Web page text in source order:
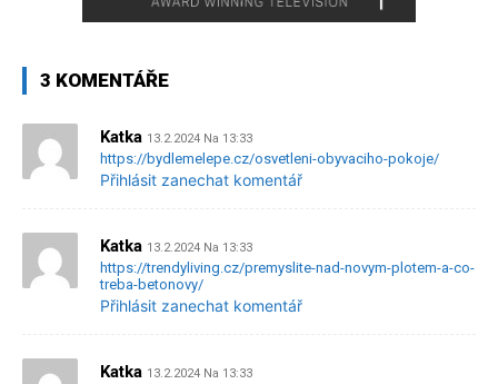
3 KOMENTÁŘE
Katka 13.2.2024 Na 13:33
https://bydlemelepe.cz/osvetleni-obyvaciho-pokoje/
Přihlásit zanechat komentář
Katka 13.2.2024 Na 13:33
https://trendyliving.cz/premyslite-nad-novym-plotem-a-co-
treba-betonovy/
Přihlásit zanechat komentář
Katka 13.2.2024 Na 13:33